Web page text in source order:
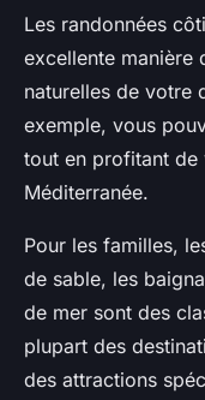
Les randonnées
excellente manière
naturelles de votre
exemple, vous
tout en profitant de
Méditerranée.
Pour les familles,
de sable, les
de mer sont des
plupart des
des attractions